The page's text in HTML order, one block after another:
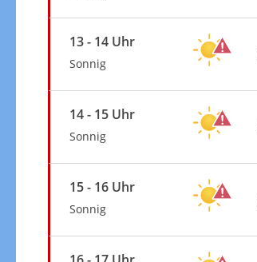
13 - 14 Uhr
Sonnig
14 - 15 Uhr
Sonnig
15 - 16 Uhr
Sonnig